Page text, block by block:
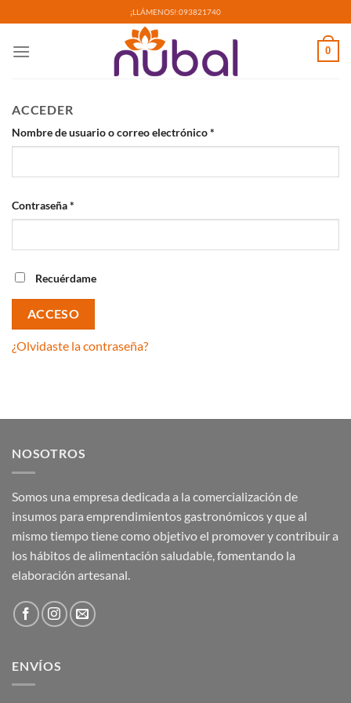
al
contenido
¡LLÁMENOS!:093821740
0
ACCEDER
Nombre de usuario o correo electrónico*
Contraseña*
Recuérdame
ACCESO
¿Olvidaste la contraseña?
NOSOTROS
Somos una empresa dedicada a la comercialización de
insumos para emprendimientos gastronómicos y que al
mismo tiempo tiene como objetivo el promover y contribuir a
los hábitos de alimentación saludable, fomentando la
elaboración artesanal.
ENVÍOS